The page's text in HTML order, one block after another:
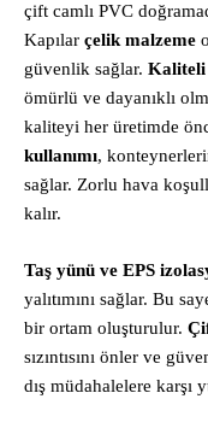
çift camlı PVC
Kapılar çelik malzeme
güvenlik sağlar. Kaliteli
ömürlü ve dayanıklı
kaliteyi her üretimde
kullanımı,
sağlar. Zorlu hava
kalır.
Taş yünü ve EPS
yalıtımını sağlar. Bu
bir ortam oluşturulur.
sızıntısını önler ve
dış müdahalelere karşı